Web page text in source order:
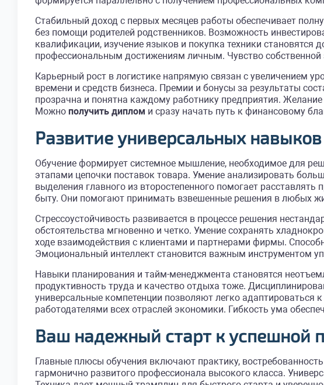
Стабильный доход с первых месяцев работы обеспечивает
без помощи родителей родственников. Возможность
квалификации, изучение языков и покупка техники
профессиональным достижениям личным. Чувство
Карьерный рост в логистике напрямую связан с увеличением
времени и средств бизнеса. Премии и бонусы за результаты
прозрачна и понятна каждому работнику предприятия.
Можно получить диплом и сразу начать путь к финансовому
Развитие универсальных
Обучение формирует системное мышление, необходимое для
этапами цепочки поставок товара. Умение анализировать
выделения главного из второстепенного помогает
быту. Они помогают принимать взвешенные решения в любых
Стрессоустойчивость развивается в процессе решения
обстоятельства мгновенно и четко. Умение сохранять
ходе взаимодействия с клиентами и партнерами фирмы.
Эмоциональный интеллект становится важным инструментом
Навыки планирования и тайм-менеджмента становятся
продуктивность труда и качество отдыха тоже.
универсальные компетенции позволяют легко
работодателями всех отраслей экономики. Гибкость ума
Ваш надежный старт к успешной
Главные плюсы обучения включают практику,
гармонично развитого профессионала высокого класса.